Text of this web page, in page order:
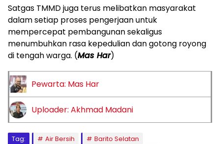
Satgas TMMD juga terus melibatkan masyarakat
dalam setiap proses pengerjaan untuk
mempercepat pembangunan sekaligus
menumbuhkan rasa kepedulian dan gotong royong
di tengah warga. (Mas Har)
Pewarta: Mas Har
Uploader: Akhmad Madani
Tag: Air Bersih
Barito Selatan